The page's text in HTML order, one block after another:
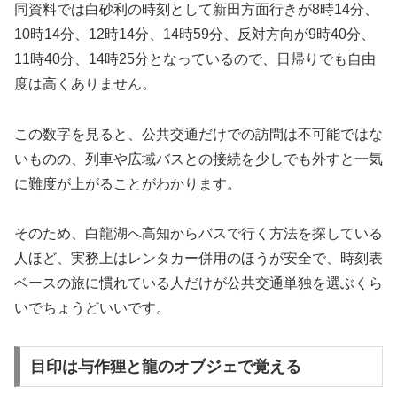
同資料では白砂利の時刻として新田方面行きが8時14分、
10時14分、12時14分、14時59分、反対方向が9時40分、
11時40分、14時25分となっているので、日帰りでも自由
度は高くありません。
この数字を見ると、公共交通だけでの訪問は不可能ではな
いものの、列車や広域バスとの接続を少しでも外すと一気
に難度が上がることがわかります。
そのため、白龍湖へ高知からバスで行く方法を探している
人ほど、実務上はレンタカー併用のほうが安全で、時刻表
ベースの旅に慣れている人だけが公共交通単独を選ぶくら
いでちょうどいいです。
目印は与作狸と龍のオブジェで覚える